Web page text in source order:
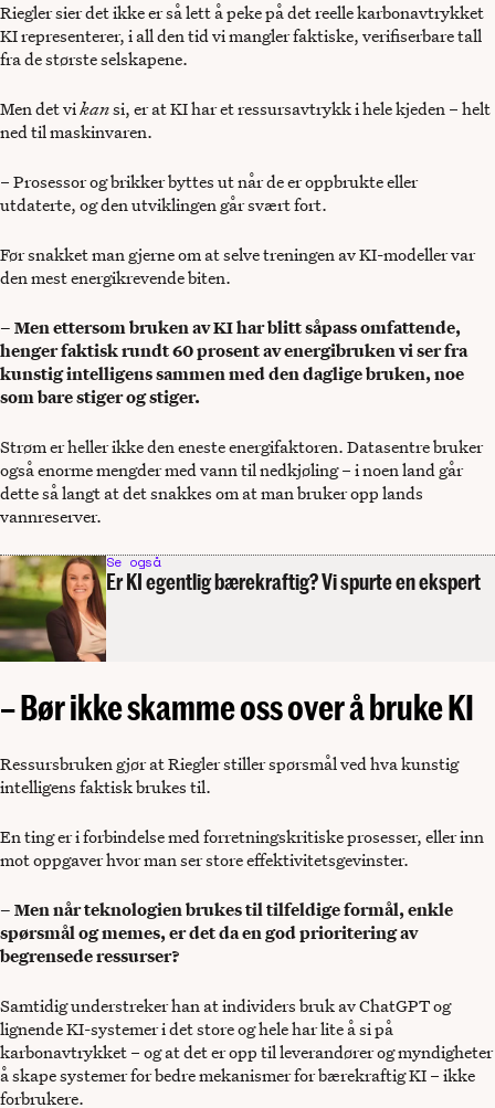
Riegler sier det ikke er så lett å peke på det reelle karbonavtrykket
KI representerer, i all den tid vi mangler faktiske, verifiserbare tall
fra de største selskapene.
Men det vikansi, er at KI har et ressursavtrykk i hele kjeden – helt
ned til maskinvaren.
– Prosessor og brikker byttes ut når de er oppbrukte eller
utdaterte, og den utviklingen går svært fort.
Før snakket man gjerne om at selve treningen av KI-modeller var
den mest energikrevende biten.
– Men ettersom bruken av KI har blitt såpass omfattende,
henger faktisk rundt 60 prosent av energibruken vi ser fra
kunstig intelligens sammen med den daglige bruken, noe
som bare stiger og stiger.
Strøm er heller ikke den eneste energifaktoren. Datasentre bruker
også enorme mengder med vann til nedkjøling – i noen land går
dette så langt at det snakkes om at man bruker opp lands
vannreserver.
Se også
Er KI egentlig bærekraftig? Vi spurte en ekspert
– Bør ikke skamme oss over å bruke KI
Ressursbruken gjør at Riegler stiller spørsmål ved hva kunstig
intelligens faktisk brukes til.
En ting er i forbindelse med forretningskritiske prosesser, eller inn
mot oppgaver hvor man ser store effektivitetsgevinster.
– Men når teknologien brukes til tilfeldige formål, enkle
spørsmål og memes, er det da en god prioritering av
begrensede ressurser?
Samtidig understreker han at individers bruk av ChatGPT og
lignende KI-systemer i det store og hele har lite å si på
karbonavtrykket – og at det er opp til leverandører og myndigheter
å skape systemer for bedre mekanismer for bærekraftig KI – ikke
forbrukere.